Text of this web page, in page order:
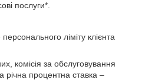
послуги*.
ліміту клієнта
комісія за обслуговування
річна процентна ставка –